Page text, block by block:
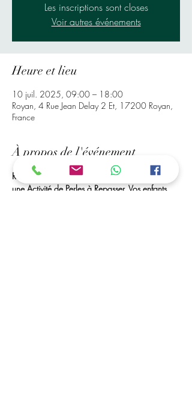
Les inscriptions sont closes
Voir autres événements
Heure et lieu
10 juil. 2025, 09:00 – 18:00
Royan, 4 Rue Jean Delay 2 Et, 17200 Royan,
France
À propos de l'événement
Rendez-Vous à Mr bricolage de Royan, Pour
une Activité de Perles à Repasser. Vos enfants